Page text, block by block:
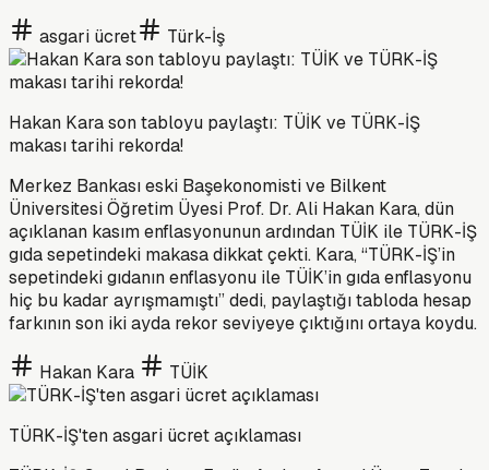
asgari ücret Türk-İş
Hakan Kara son tabloyu paylaştı: TÜİK ve TÜRK-İŞ
makası tarihi rekorda!
Merkez Bankası eski Başekonomisti ve Bilkent
Üniversitesi Öğretim Üyesi Prof. Dr. Ali Hakan Kara, dün
açıklanan kasım enflasyonunun ardından TÜİK ile TÜRK-İŞ
gıda sepetindeki makasa dikkat çekti. Kara, “TÜRK-İŞ’in
sepetindeki gıdanın enflasyonu ile TÜİK’in gıda enflasyonu
hiç bu kadar ayrışmamıştı” dedi, paylaştığı tabloda hesap
farkının son iki ayda rekor seviyeye çıktığını ortaya koydu.
Hakan Kara TÜİK
TÜRK-İŞ'ten asgari ücret açıklaması